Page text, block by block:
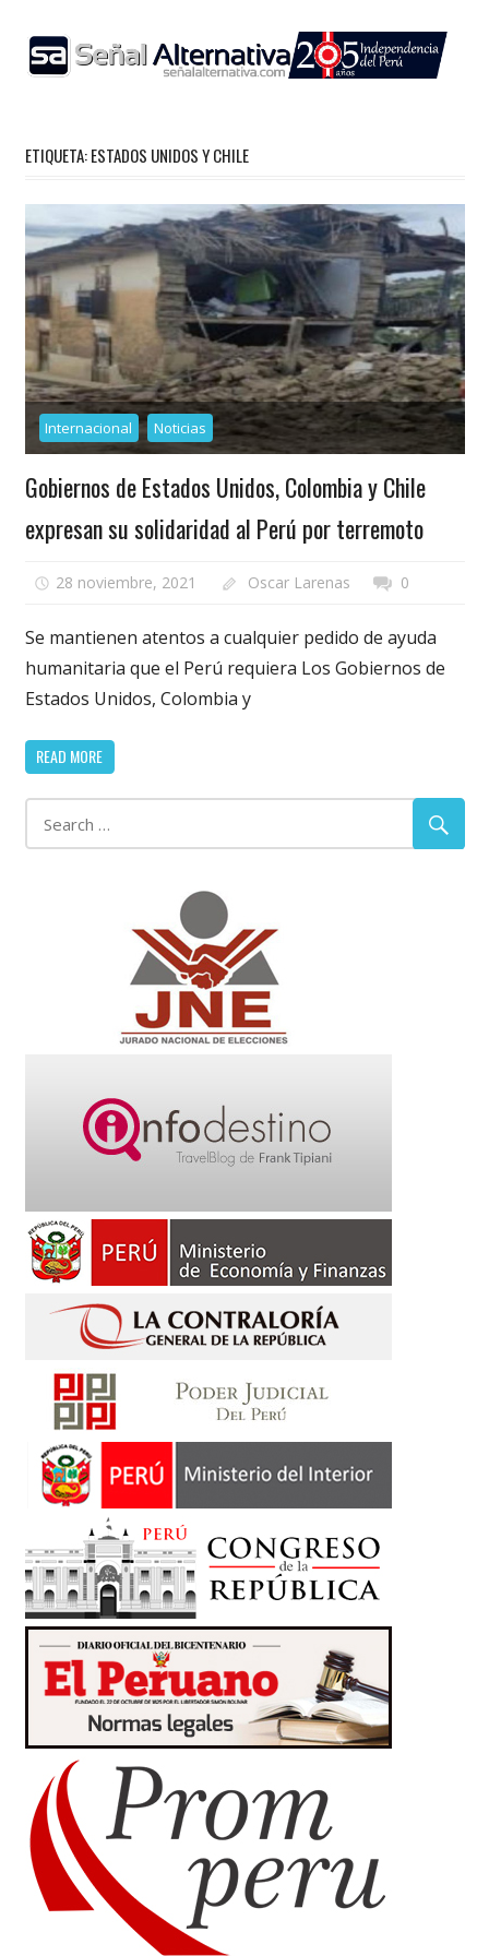
content
ETIQUETA:ESTADOS UNIDOS Y CHILE
Internacional Noticias
Gobiernos de Estados Unidos, Colombia y Chile
expresan su solidaridad al Perú por terremoto
28 noviembre, 2021 Oscar Larenas 0
Se mantienen atentos a cualquier pedido de ayuda
humanitaria que el Perú requiera Los Gobiernos de
Estados Unidos, Colombia y
READ MORE